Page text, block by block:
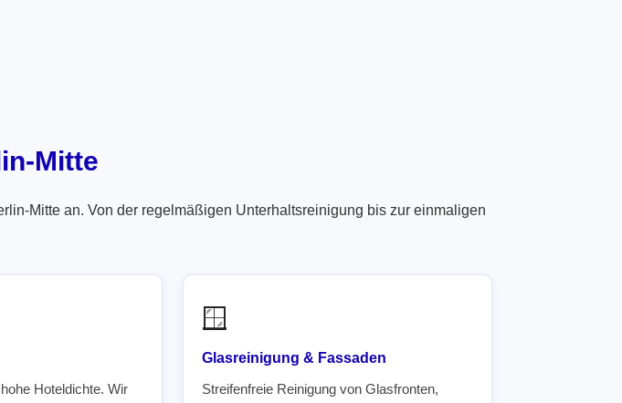
Mitte
Mitte an. Von der regelmäßigen Unterhaltsreinigung bis zur einmaligen
Hoteldichte. Wir
🪟
Glasreinigung & Fassaden
Streifenfreie Reinigung von Glasfronten,